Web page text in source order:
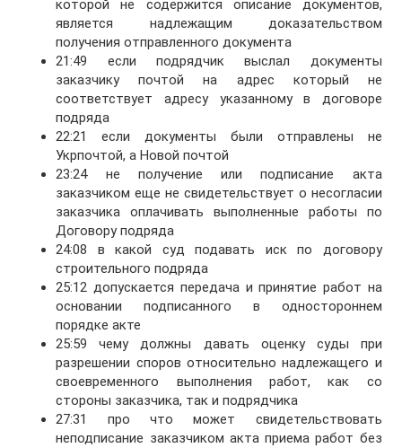
которой не содержится описание документов,
является надлежащим доказательством
получения отправленного документа
21:49 если подрядчик выслал документы
заказчику почтой на адрес который не
соответствует адресу указанному в договоре
подряда
22:21 если документы были отправлены не
Укрпочтой, а Новой почтой
23:24 не получение или подписание акта
заказчиком еще не свидетельствует о несогласии
заказчика оплачивать выполненные работы по
Договору подряда
24:08 в какой суд подавать иск по договору
строительного подряда
25:12 допускается передача и принятие работ на
основании подписанного в одностороннем
порядке акте
25:59 чему должны давать оценку суды при
разрешении споров относительно надлежащего и
своевременного выполнения работ, как со
стороны заказчика, так и подрядчика
27:31 про что может свидетельствовать
неподписание заказчиком акта приема работ без